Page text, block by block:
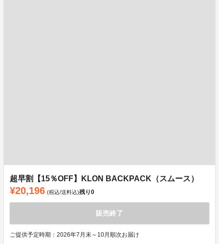
超早割【15％OFF】KLON BACKPACK（スムース）
¥20,196 (税込/送料込)残り0
販売終了
ご提供予定時期：2026年7月末～10月順次お届け